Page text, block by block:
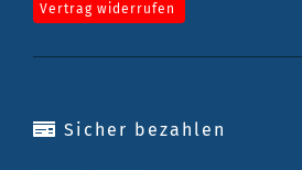
Vertrag widerrufen
Sicher bezahlen